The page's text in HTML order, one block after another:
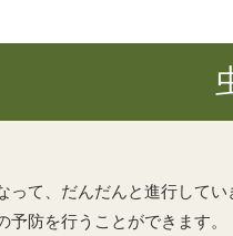
て、だんだんと進行してい
防を行うことができます。